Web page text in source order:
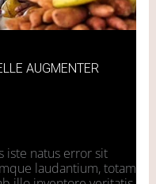
AUGMENTER
iste natus error sit
laudantium, totam